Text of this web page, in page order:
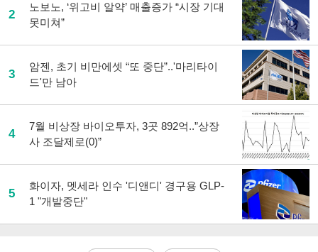
2
노보노, ‘위고비 알약’ 매출증가 “시장 기대
못미쳐”
3
암젠, 초기 비만에셋 “또 중단”..'마리타이
드'만 남아
4
7월 비상장 바이오투자, 3곳 892억..”상장
사 조달제로(0)”
5
화이자, 멧세라 인수 '디앤디' 경구용 GLP-
1 "개발중단"